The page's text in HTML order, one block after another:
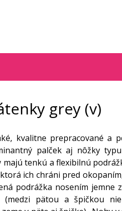
grey (v)
kvalitne prepracované a
palček aj nôžky
tenkú a flexibilnú
ich chráni pred
podrážka nosením jemne
pätou a špičkou